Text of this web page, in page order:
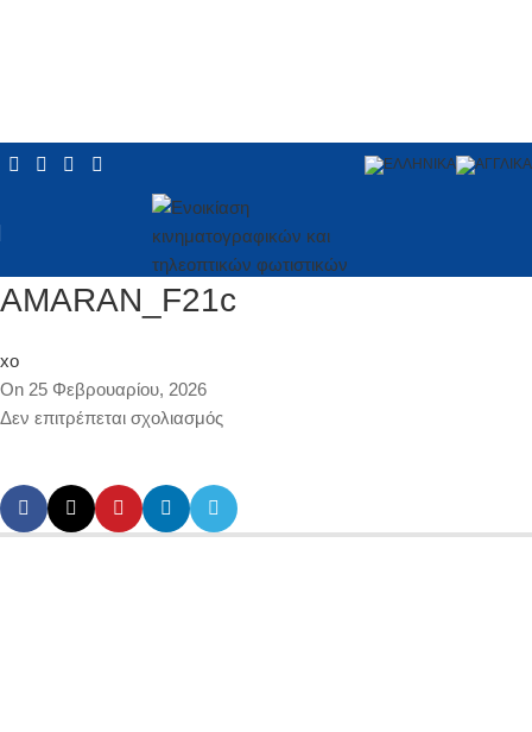
AMARAN_F21c
xo
On 25 Φεβρουαρίου, 2026
Δεν επιτρέπεται σχολιασμός